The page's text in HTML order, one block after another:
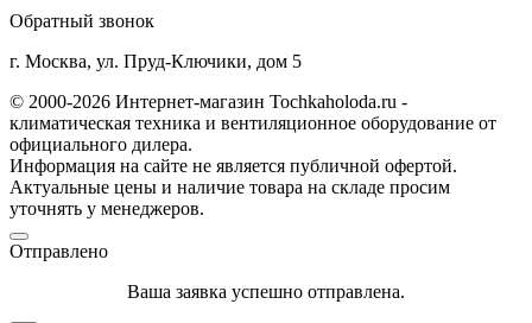
Обратный звонок
г. Москва, ул. Пруд-Ключики, дом 5
© 2000-2026 Интернет-магазин Tochkaholoda.ru -
климатическая техника и вентиляционное оборудование от
официального дилера.
Информация на сайте не является публичной офертой.
Актуальные цены и наличие товара на складе просим
уточнять у менеджеров.
Отправлено
Ваша заявка успешно отправлена.